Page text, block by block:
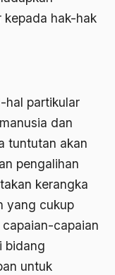
hak-hak
hal partikular
dan
tuntutan akan
pengalihan
kerangka
yang cukup
capaian
bidang
untuk